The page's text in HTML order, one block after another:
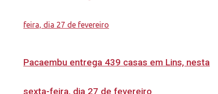
Pacaembu entrega 439 casas em Lins, nesta
sexta-feira, dia 27 de fevereiro